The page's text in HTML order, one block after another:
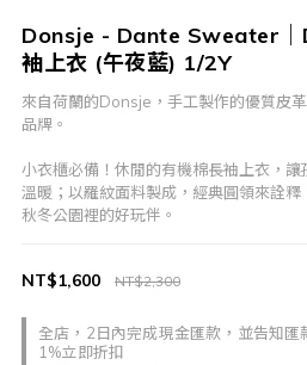
Donsje - Dante Sweater｜
袖上衣 (午夜藍) 1/2Y
來自荷蘭的Donsje，手工製作的優質皮
品牌。
小衣櫃必備！休閒的有機棉長袖上衣，
溫暖；以羅紋面料製成，經典圓領來詮
秋冬公園裡的好玩伴。
全店，2日內完成現金匯款，並告知
1%立即折扣
NT$2,300
NT$1,600